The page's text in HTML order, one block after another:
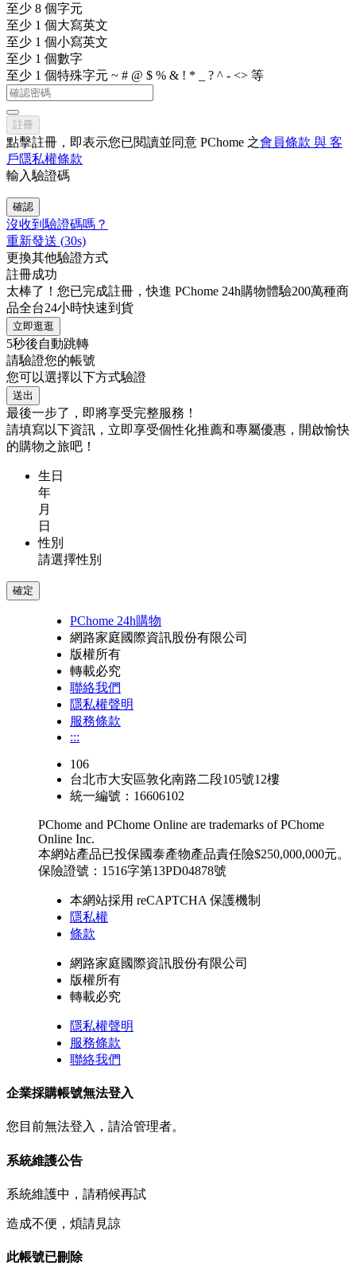
至少 8 個字元
至少 1 個大寫英文
至少 1 個小寫英文
至少 1 個數字
至少 1 個特殊字元 ~ # @ $ % & ! * _ ? ^ - <> 等
註冊
點擊註冊，即表示您已閱讀並同意 PChome 之會員條款 與 客
戶隱私權條款
輸入驗證碼
確認
沒收到驗證碼嗎？
重新發送 (30s)
更換其他驗證方式
註冊成功
太棒了！您已完成註冊，快進 PChome 24h購物體驗200萬種商
品全台24小時快速到貨
立即逛逛
5秒後自動跳轉
請驗證您的帳號
您可以選擇以下方式驗證
送出
最後一步了，即將享受完整服務！
請填寫以下資訊，立即享受個性化推薦和專屬優惠，開啟愉快
的購物之旅吧！
生日
年
月
日
性別
請選擇性別
確定
PChome 24h購物
網路家庭國際資訊股份有限公司
版權所有
轉載必究
聯絡我們
隱私權聲明
服務條款
:::
106
台北市大安區敦化南路二段105號12樓
統一編號：16606102
PChome and PChome Online are trademarks of PChome
Online Inc.
本網站產品已投保國泰產物產品責任險$250,000,000元。
保險證號：1516字第13PD04878號
本網站採用 reCAPTCHA 保護機制
隱私權
條款
網路家庭國際資訊股份有限公司
版權所有
轉載必究
隱私權聲明
服務條款
聯絡我們
企業採購帳號無法登入
您目前無法登入，請洽管理者。
系統維護公告
系統維護中，請稍候再試
造成不便，煩請見諒
此帳號已刪除